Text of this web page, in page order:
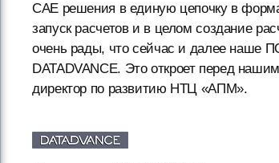
CAE решения в единую цепочку в
запуск расчетов и в целом создание
очень рады, что сейчас и далее наше
DATADVANCE. Это откроет перед
директор по развитию НТЦ «АПМ».